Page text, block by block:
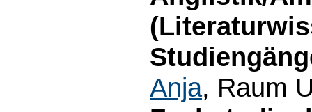
Anja, Raum